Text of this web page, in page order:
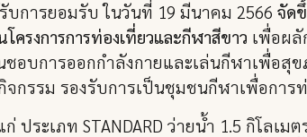
การยอมรับ ในวันที่ 19 มีนาคม 2566 จัด
รงการการท่องเที่ยวและกีฬาสีขาว เพื่อผลั
อบการออกกำลังกายและเล่นกีฬาเพื่อสุ
กรรม รองรับการเป็นชุมชนกีฬาเพื่อการ
ระเภท STANDARD ว่ายน้ำ 1.5 กิโลเม